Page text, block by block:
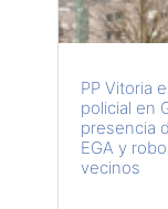
PP Vitoria
policial en
presencia
EGA y
vecinos